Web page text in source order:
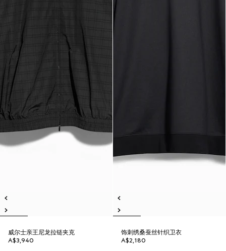
威尔士亲王尼龙拉链夹克
A$3,940
饰刺绣桑蚕丝针织卫衣
A$2,180